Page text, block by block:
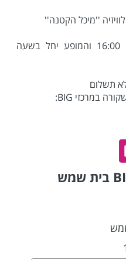
''מיכל הקטנה''
**סדנאות יצירה יתקיימו מהשעה 16:00 והמופע יחל בשעה
תשלום